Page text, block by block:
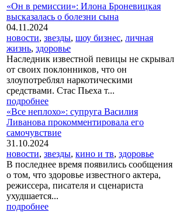
«Он в ремиссии»: Илона Броневицкая
высказалась о болезни сына
04.11.2024
новости, звезды, шоу бизнес, личная
жизнь, здоровье
Наследник известной певицы не скрывал
от своих поклонников, что он
злоупотреблял наркотическими
средствами. Стас Пьеха т...
подробнее
«Все неплохо»: супруга Василия
Ливанова прокомментировала его
самочувствие
31.10.2024
новости, звезды, кино и тв, здоровье
В последнее время появились сообщения
о том, что здоровье известного актера,
режиссера, писателя и сценариста
ухудшается...
подробнее